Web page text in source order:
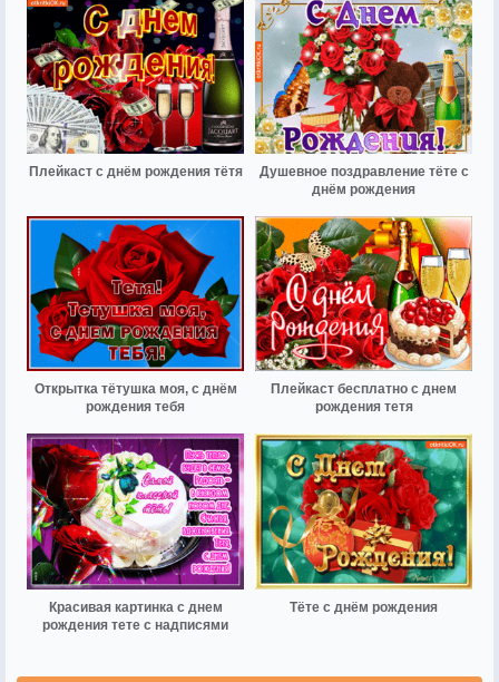
Плейкаст с днём рождения тётя
Душевное поздравление тёте с
днём рождения
Открытка тётушка моя, с днём
рождения тебя
Плейкаст бесплатно с днем
рождения тетя
Красивая картинка с днем
рождения тете с надписями
Тёте с днём рождения